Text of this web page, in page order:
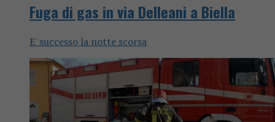
Fuga di gas in via Delleani a Biella
E' successo la notte scorsa